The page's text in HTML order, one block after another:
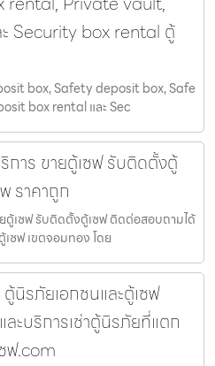
Security box rental ตู้
box, Safety deposit box, Safe
box rental และ Sec
การ ขายตู้เซฟ รับติดตั้งตู้
ราคาถูก
ตู้เซฟ รับติดตั้งตู้เซฟ ติดต่อสอบถามได้
ซฟ เขตจอมทอง โดย
นิรภัยเอกชนและตู้เซฟ
ละบริการเช่าตู้นิรภัยที่แตก
ฟ.com